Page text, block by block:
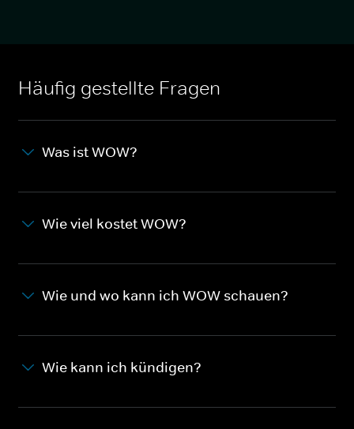
Häufig gestellte Fragen
Was ist WOW?
Wie viel kostet WOW?
Wie und wo kann ich WOW schauen?
Wie kann ich kündigen?